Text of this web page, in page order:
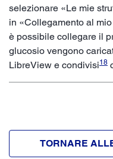
selezionare «Le mie
in «Collegamento al
è possibile collegare il
glucosio vengono
LibreView e condivisi18
TORNARE